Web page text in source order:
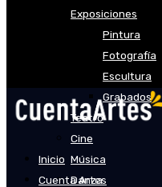
Exposiciones
Pintura
Fotografía
Escultura
Grabados
Teatro
Cine
Música
Danza
Inicio
Cuenta Artes